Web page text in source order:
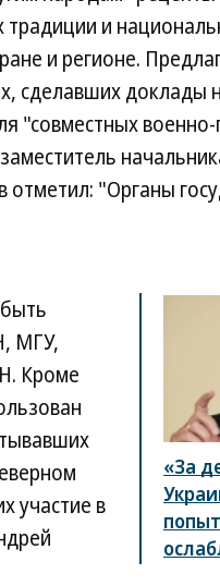
и
и регионе.
сделавших доклады
"совместных военно-
"Органы
«За
МГУ,
Кроме
участие в